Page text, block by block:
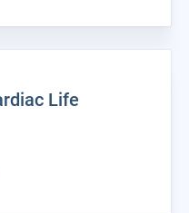
Life